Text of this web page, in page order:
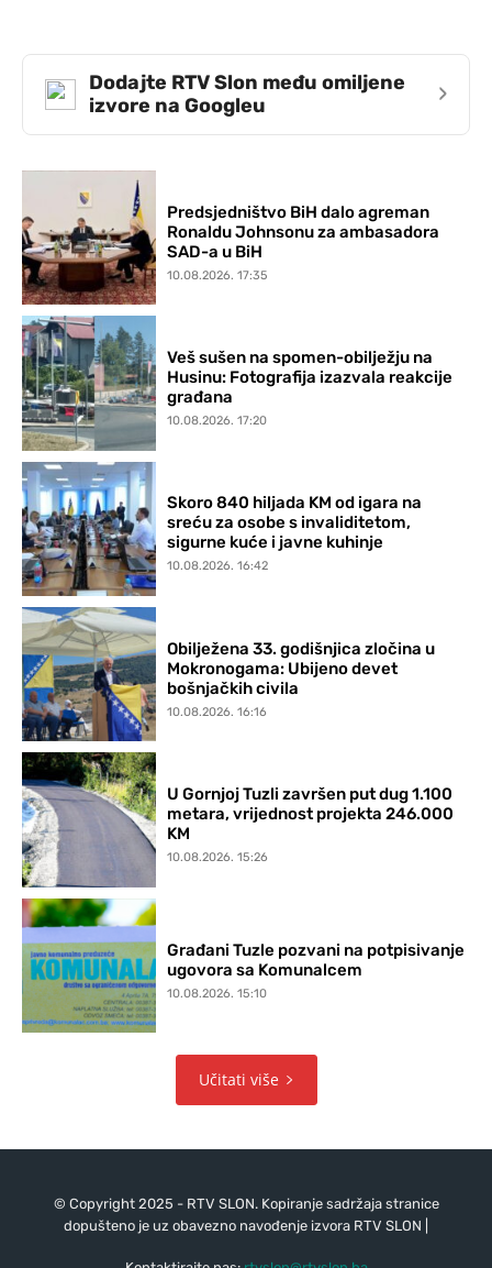
Dodajte RTV Slon među omiljene
izvore na Googleu
›
Predsjedništvo BiH dalo agreman
Ronaldu Johnsonu za ambasadora
SAD-a u BiH
10.08.2026. 17:35
Veš sušen na spomen-obilježju na
Husinu: Fotografija izazvala reakcije
građana
10.08.2026. 17:20
Skoro 840 hiljada KM od igara na
sreću za osobe s invaliditetom,
sigurne kuće i javne kuhinje
10.08.2026. 16:42
Obilježena 33. godišnjica zločina u
Mokronogama: Ubijeno devet
bošnjačkih civila
10.08.2026. 16:16
U Gornjoj Tuzli završen put dug 1.100
metara, vrijednost projekta 246.000
KM
10.08.2026. 15:26
Građani Tuzle pozvani na potpisivanje
ugovora sa Komunalcem
10.08.2026. 15:10
Učitati više
© Copyright 2025 - RTV SLON. Kopiranje sadržaja stranice
dopušteno je uz obavezno navođenje izvora RTV SLON |